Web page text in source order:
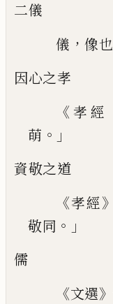
二儀
儀 ， 像也
因心之孝
《孝經
萌 。」
資敬之道
《孝經》
敬同 。」
儒
《文選》